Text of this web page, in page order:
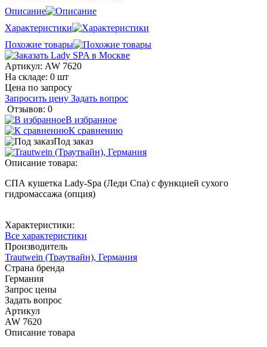
Описание
Характеристики
Похожие товары
Артикул: AW 7620
На складе: 0 шт
Цена по запросу
Запросить цену Задать вопрос
Отзывов: 0
В избранное
К сравнению
Под заказ
Описание товара:
СПА кушетка Lady-Spa (Леди Спа) c функцией сухого
гидромассажа (опция)
Характеристики:
Все характеристики
Производитель
Trautwein (Траутвайн), Германия
Страна бренда
Германия
Запрос цены
Задать вопрос
Артикул
AW 7620
Описание товара